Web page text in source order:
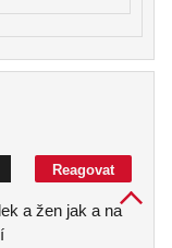
Reagovat
a žen jak a na